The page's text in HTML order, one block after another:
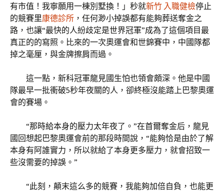
有市值！我寧願用一棟別墅換！」秒就新竹 入職健檢停止
的競賽里康德診所 ，任何渺小掉誤都有能夠葬送奪金之
路，也讓“最快的人紛歧定是世界冠軍”成為了這個項目最
真正的的寫照。比來的一次奧運會和世錦賽中，中國隊都
掉之毫厘，與金牌擦肩而過。
這一點，新科冠軍龍見國生怕也領會頗深。他是中國
隊最早一批衝破5秒年夜關的人，卻終極沒能踏上巴黎奧運
會的賽場。
“那時給本身的壓力太年夜了。”在首爾奪金后，龍見
國回想起巴黎奧運會前的那段時間說，“能夠恰是由於了解
本身有阿誰實力，所以就給了本身更多壓力，就會招致一
些沒需要的掉誤。”
“此刻，顛末這么多的競賽，我能夠加倍自負，也能更